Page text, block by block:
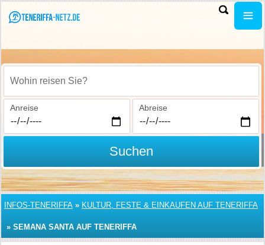
Wohin reisen Sie?
Anreise Abreise
Suchen
INFOS-TENERIFFA » KULTUR, FESTE & EINKAUFEN AUF TENERIFFA
» SEMANA SANTA AUF TENERIFFA